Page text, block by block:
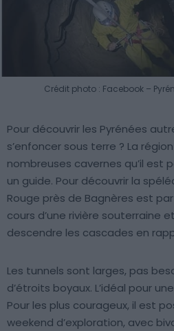
Crédit photo : Facebook –
Pour découvrir les Pyrénées
s’enfoncer sous terre ? La
nombreuses cavernes qu’il est
un guide. Pour découvrir la
Rouge près de Bagnères est
cours d’une rivière souterraine
descendre les cascades en
Les tunnels sont larges, pas
d’étroits boyaux. L’idéal pour
Pour les plus courageux, il est
weekend d’exploration, avec